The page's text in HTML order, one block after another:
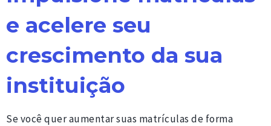
e acelere seu
crescimento da sua
instituição
Se você quer aumentar suas matrículas de forma